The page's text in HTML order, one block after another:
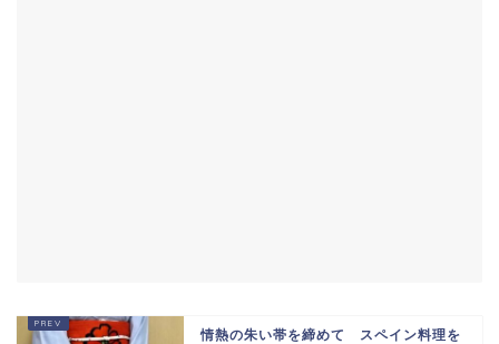
情熱の朱い帯を締めて スペイン料理を